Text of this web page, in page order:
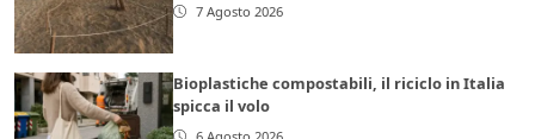
7 Agosto 2026
Bioplastiche compostabili, il riciclo in Italia
spicca il volo